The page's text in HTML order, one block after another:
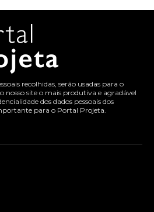
recolhidas, serão usadas para o
nosso site o mais produtiva e agradável
dos dados pessoais dos
para o Portal Projeta.